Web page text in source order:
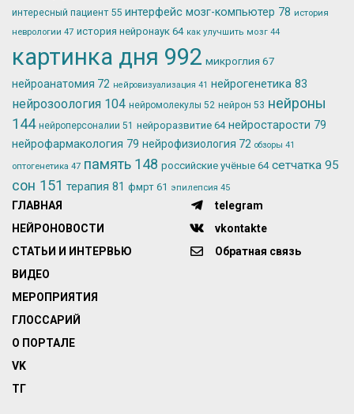
интересный пациент 55 интерфейс мозг-компьютер 78 история
неврологии 47 история нейронаук 64 как улучшить мозг 44
картинка дня 992 микроглия 67
нейроанатомия 72 нейровизуализация 41 нейрогенетика 83
нейрозоология 104 нейромолекулы 52 нейрон 53 нейроны
144 нейроперсоналии 51 нейроразвитие 64 нейростарости 79
нейрофармакология 79 нейрофизиология 72 обзоры 41
оптогенетика 47 память 148 российские учёные 64 сетчатка 95
сон 151 терапия 81 фмрт 61 эпилепсия 45
ГЛАВНАЯ
НЕЙРОНОВОСТИ
СТАТЬИ И ИНТЕРВЬЮ
ВИДЕО
МЕРОПРИЯТИЯ
ГЛОССАРИЙ
О ПОРТАЛЕ
VK
ТГ
telegram
vkontakte
Обратная связь